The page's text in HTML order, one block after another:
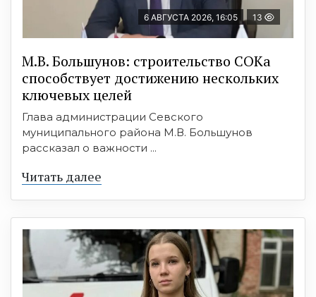
6 АВГУСТА 2026, 16:05 13
М.В. Большунов: строительство СОКа
способствует достижению нескольких
ключевых целей
Глава администрации Севского
муниципального района М.В. Большунов
рассказал о важности ...
Читать далее